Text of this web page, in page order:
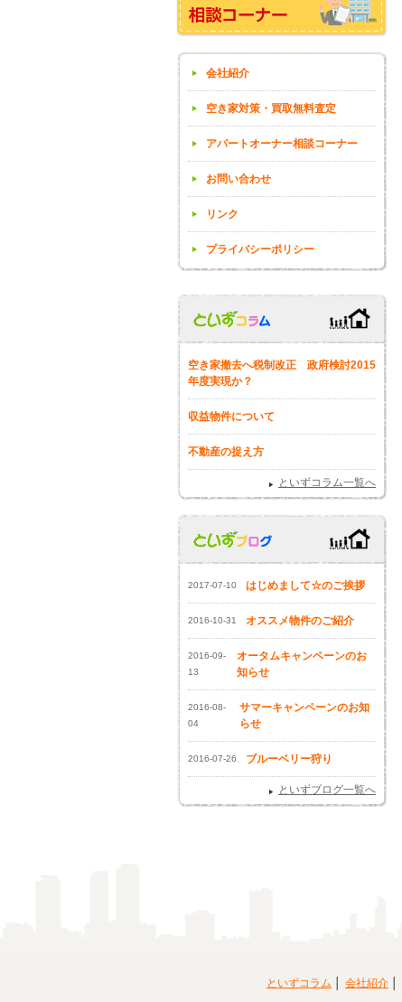
会社紹介
空き家対策・買取無料査定
アパートオーナー相談コーナー
お問い合わせ
リンク
プライバシーポリシー
空き家撤去へ税制改正 政府検討2015
年度実現か？
収益物件について
不動産の捉え方
といずコラム一覧へ
2017-07-10 はじめまして☆のご挨拶
2016-10-31 オススメ物件のご紹介
2016-09-
13
オータムキャンペーンのお
知らせ
2016-08-
04
サマーキャンペーンのお知
らせ
2016-07-26 ブルーベリー狩り
といずブログ一覧へ
といずコラム
会社紹介